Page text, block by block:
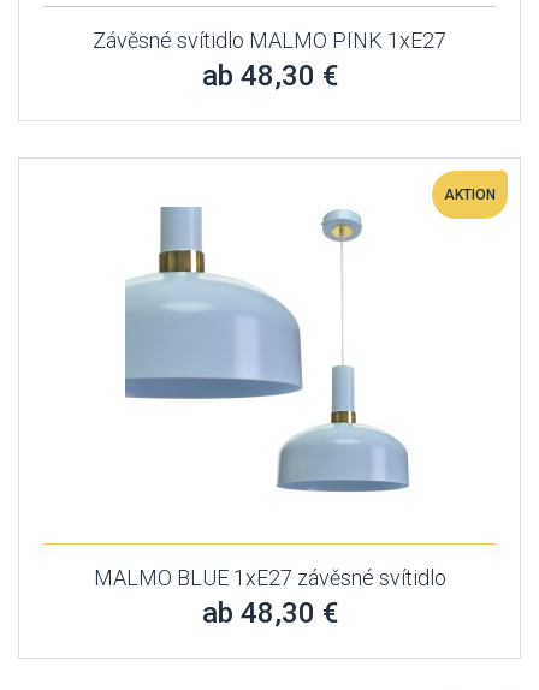
Závěsné svítidlo MALMO PINK 1xE27
ab 48,30 €
AKTION
MALMO BLUE 1xE27 závěsné svítidlo
ab 48,30 €